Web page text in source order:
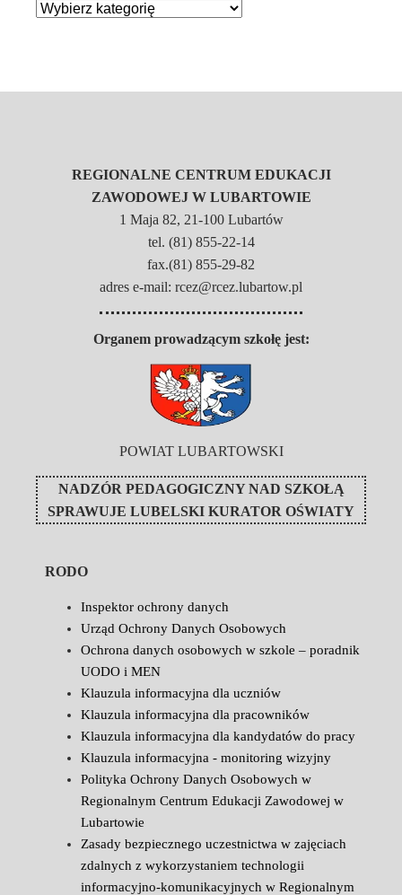
REGIONALNE CENTRUM EDUKACJI
ZAWODOWEJ W LUBARTOWIE
1 Maja 82, 21-100 Lubartów
tel. (81) 855-22-14
fax.(81) 855-29-82
adres e-mail: rcez@rcez.lubartow.pl
Organem prowadzącym szkołę jest:
POWIAT LUBARTOWSKI
NADZÓR PEDAGOGICZNY NAD SZKOŁĄ
SPRAWUJE LUBELSKI KURATOR OŚWIATY
RODO
Inspektor ochrony danych
Urząd Ochrony Danych Osobowych
Ochrona danych osobowych w szkole – poradnik
UODO i MEN
Klauzula informacyjna dla uczniów
Klauzula informacyjna dla pracowników
Klauzula informacyjna dla kandydatów do pracy
Klauzula informacyjna - monitoring wizyjny
Polityka Ochrony Danych Osobowych w
Regionalnym Centrum Edukacji Zawodowej w
Lubartowie
Zasady bezpiecznego uczestnictwa w zajęciach
zdalnych z wykorzystaniem technologii
informacyjno-komunikacyjnych w Regionalnym